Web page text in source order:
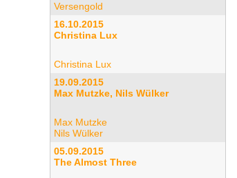
Versengold
16.10.2015
Christina Lux
Christina Lux
19.09.2015
Max Mutzke, Nils Wülker
Max Mutzke
Nils Wülker
05.09.2015
The Almost Three